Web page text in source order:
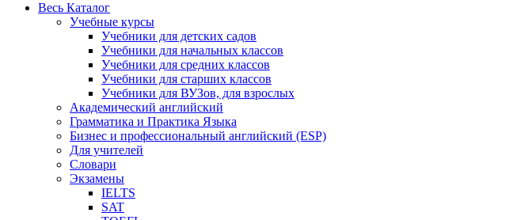
Весь Каталог
Учебные курсы
Учебники для детских садов
Учебники для начальных классов
Учебники для средних классов
Учебники для старших классов
Учебники для ВУЗов, для взрослых
Академический английский
Грамматика и Практика Языка
Бизнес и профессиональный английский (ESP)
Для учителей
Словари
Экзамены
IELTS
SAT